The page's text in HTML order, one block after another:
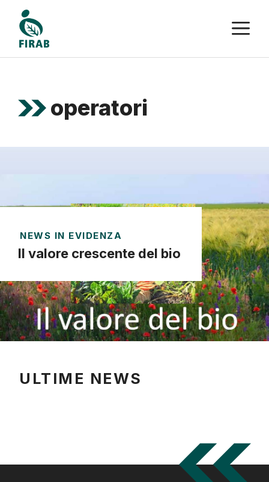
contenuto
operatori
NEWS IN EVIDENZA
Il valore crescente del bio
ULTIME NEWS